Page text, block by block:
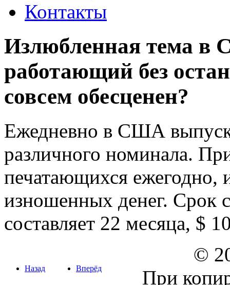
Контакты
Излюбленная тема
работающий без
совсем обесценен?
Ежедневно в США
различного номинала.
печатающихся ежегодно,
изношенных денег. Срок
составляет 22 месяца, $
Назад Вперёд
©
При